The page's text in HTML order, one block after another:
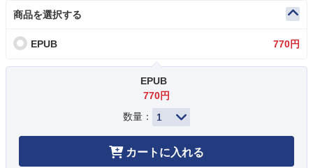
商品を選択する
EPUB 770円
EPUB
770円
数量：
カートに入れる